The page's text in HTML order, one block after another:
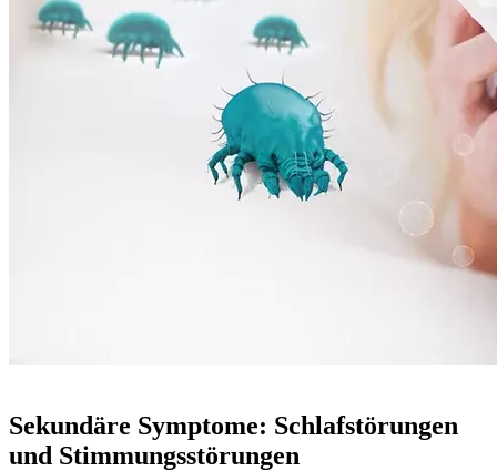
Sekundäre Symptome: Schlafstörungen
und Stimmungsstörungen